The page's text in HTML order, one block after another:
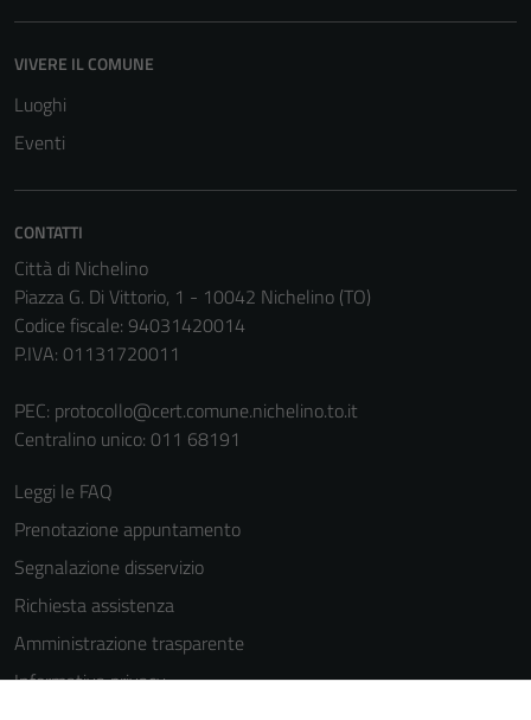
VIVERE IL COMUNE
Luoghi
Eventi
CONTATTI
Città di Nichelino
Piazza G. Di Vittorio, 1 - 10042 Nichelino (TO)
Codice fiscale: 94031420014
P.IVA: 01131720011
PEC: protocollo@cert.comune.nichelino.to.it
Centralino unico: 011 68191
Leggi le FAQ
Prenotazione appuntamento
Segnalazione disservizio
Richiesta assistenza
Amministrazione trasparente
Informativa privacy
Tecnici